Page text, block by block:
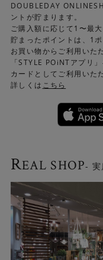
DOUBLEDAY
ントが貯まります。
ご購入額に応じて1〜最
貯まったポイントは、1
お買い物からご利用いた
「STYLE POiNTアプリ
カードとしてご利用いた
詳しくは こちら
REAL SHOP- 実